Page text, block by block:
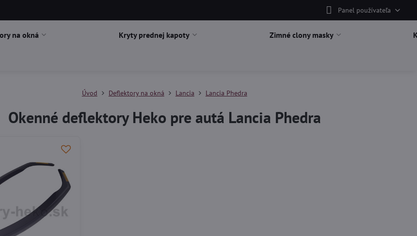
Panel používateľa
na okná Kryty prednej kapoty Zimné clony masky
Úvod Deflektory na okná Lancia Lancia Phedra
Okenné deflektory Heko pre autá Lancia Phedra